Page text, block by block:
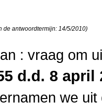
de antwoordtermijn: 14/5/2010)
: vraag om
d.d. 8
we